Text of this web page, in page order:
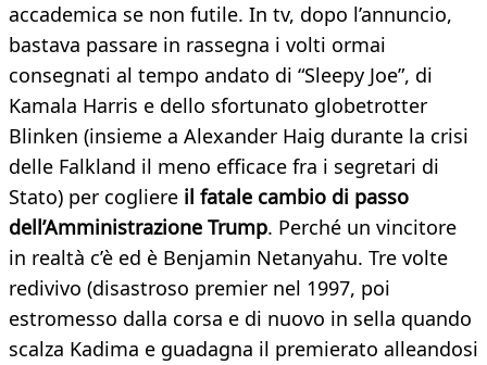
accademica se non futile. In tv, dopo l’annuncio,
bastava passare in rassegna i volti ormai
consegnati al tempo andato di “Sleepy Joe”, di
Kamala Harris e dello sfortunato globetrotter
Blinken (insieme a Alexander Haig durante la crisi
delle Falkland il meno efficace fra i segretari di
Stato) per cogliere il fatale cambio di passo
dell’Amministrazione Trump. Perché un vincitore
in realtà c’è ed è Benjamin Netanyahu. Tre volte
redivivo (disastroso premier nel 1997, poi
estromesso dalla corsa e di nuovo in sella quando
scalza Kadima e guadagna il premierato alleandosi